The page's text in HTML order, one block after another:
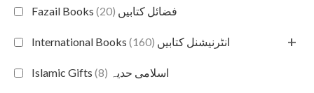
Fazail Books فضائل کتابیں (20)
International Books انٹرنیشنل کتابیں (160) +
Islamic Gifts اسلامی حدیہ (8)